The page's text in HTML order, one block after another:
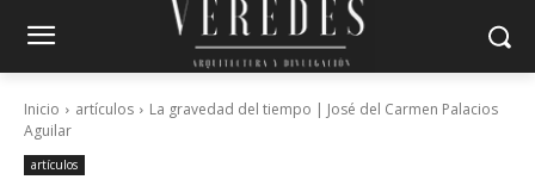
Inicio artículos
La gravedad del tiempo | José del Carmen Palacios
Aguilar
artículos